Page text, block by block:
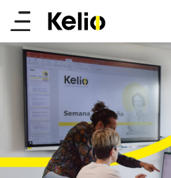
Aller
au
contenu
principal
Main
menu